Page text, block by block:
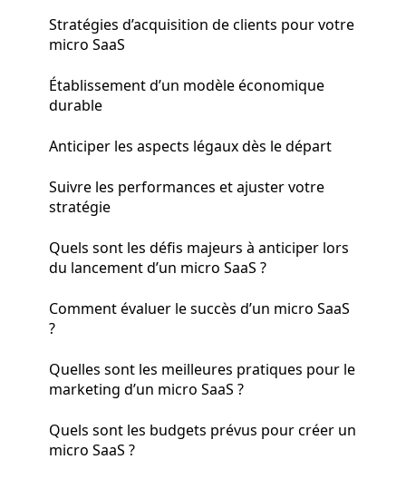
Stratégies d’acquisition de clients pour votre
micro SaaS
Établissement d’un modèle économique
durable
Anticiper les aspects légaux dès le départ
Suivre les performances et ajuster votre
stratégie
Quels sont les défis majeurs à anticiper lors
du lancement d’un micro SaaS ?
Comment évaluer le succès d’un micro SaaS
?
Quelles sont les meilleures pratiques pour le
marketing d’un micro SaaS ?
Quels sont les budgets prévus pour créer un
micro SaaS ?